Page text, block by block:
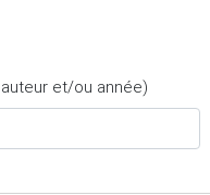
et/ou année)